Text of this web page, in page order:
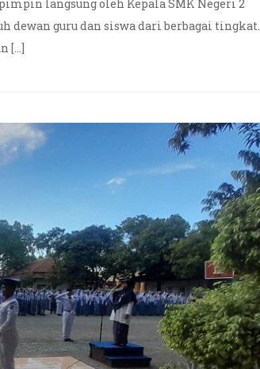
langsung oleh Kepala SMK Negeri 2
dewan guru dan siswa dari berbagai tingkat.
[…]